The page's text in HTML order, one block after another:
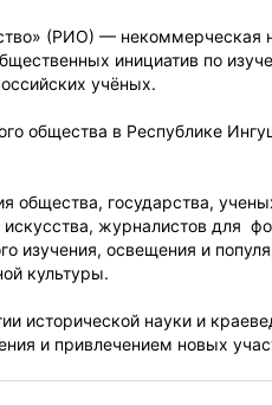
(РИО) — некоммерческая
инициатив по
учёных.
общества в Республике
государства,
журналистов для
изучения, освещения и
культуры.
исторической науки и
и привлечением новых